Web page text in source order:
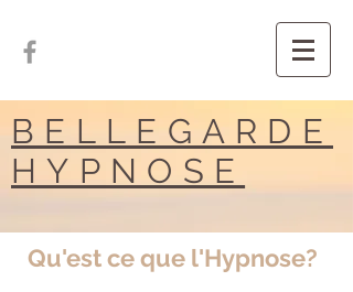
BELLEGARDE
HYPNOSE
Qu'est ce que l'Hypnose?